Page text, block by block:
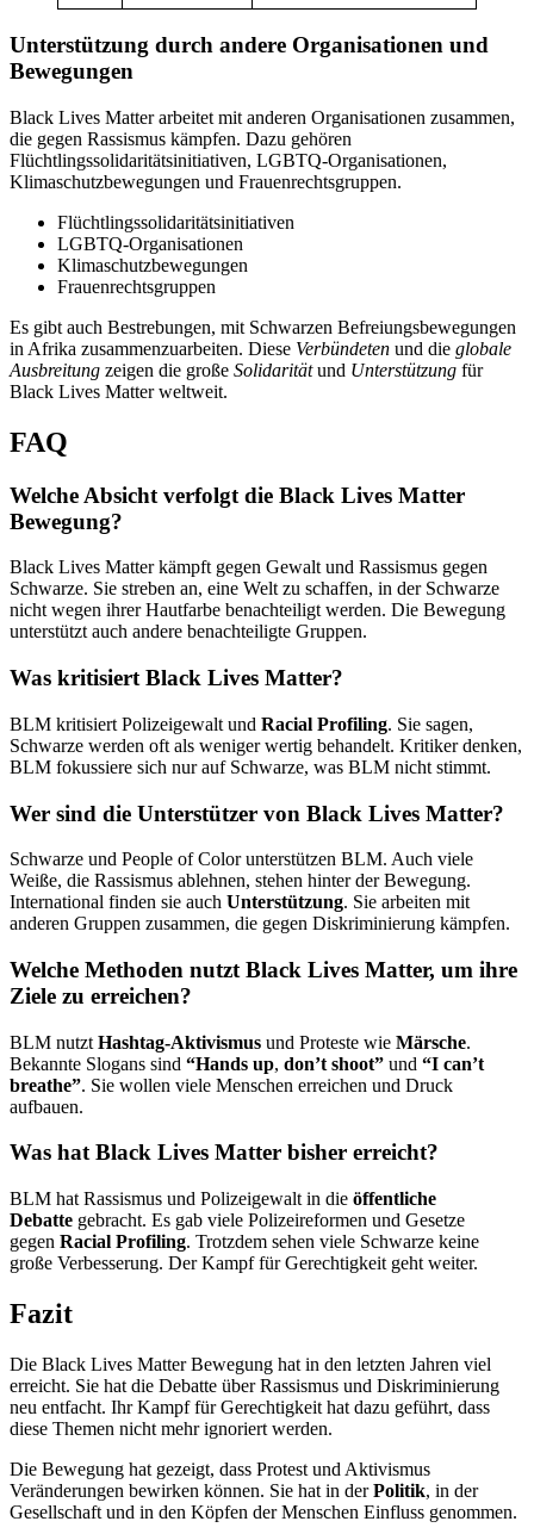
Unterstützung durch andere Organisationen und
Bewegungen
Black Lives Matter arbeitet mit anderen Organisationen zusammen,
die gegen Rassismus kämpfen. Dazu gehören
Flüchtlingssolidaritätsinitiativen, LGBTQ-Organisationen,
Klimaschutzbewegungen und Frauenrechtsgruppen.
Flüchtlingssolidaritätsinitiativen
LGBTQ-Organisationen
Klimaschutzbewegungen
Frauenrechtsgruppen
Es gibt auch Bestrebungen, mit Schwarzen Befreiungsbewegungen
in Afrika zusammenzuarbeiten. Diese Verbündeten und die globale
Ausbreitung zeigen die große Solidaritätund Unterstützung für
Black Lives Matter weltweit.
FAQ
Welche Absicht verfolgt die Black Lives Matter
Bewegung?
Black Lives Matter kämpft gegen Gewalt und Rassismus gegen
Schwarze. Sie streben an, eine Welt zu schaffen, in der Schwarze
nicht wegen ihrer Hautfarbe benachteiligt werden. Die Bewegung
unterstützt auch andere benachteiligte Gruppen.
Was kritisiert Black Lives Matter?
BLM kritisiert Polizeigewalt und Racial Profiling. Sie sagen,
Schwarze werden oft als weniger wertig behandelt. Kritiker denken,
BLM fokussiere sich nur auf Schwarze, was BLM nicht stimmt.
Wer sind die Unterstützer von Black Lives Matter?
Schwarze und People of Color unterstützen BLM. Auch viele
Weiße, die Rassismus ablehnen, stehen hinter der Bewegung.
International finden sie auch Unterstützung. Sie arbeiten mit
anderen Gruppen zusammen, die gegen Diskriminierung kämpfen.
Welche Methoden nutzt Black Lives Matter, um ihre
Ziele zu erreichen?
BLM nutzt Hashtag-Aktivismus und Proteste wie Märsche.
Bekannte Slogans sind “Hands up, don’t shoot” und “I can’t
breathe”. Sie wollen viele Menschen erreichen und Druck
aufbauen.
Was hat Black Lives Matter bisher erreicht?
BLM hat Rassismus und Polizeigewalt in die öffentliche
Debatte gebracht. Es gab viele Polizeireformen und Gesetze
gegen Racial Profiling. Trotzdem sehen viele Schwarze keine
große Verbesserung. Der Kampf für Gerechtigkeit geht weiter.
Fazit
Die Black Lives Matter Bewegung hat in den letzten Jahren viel
erreicht. Sie hat die Debatte über Rassismus und Diskriminierung
neu entfacht. Ihr Kampf für Gerechtigkeit hat dazu geführt, dass
diese Themen nicht mehr ignoriert werden.
Die Bewegung hat gezeigt, dass Protest und Aktivismus
Veränderungen bewirken können. Sie hat in derPolitik, in der
Gesellschaft und in den Köpfen der Menschen Einfluss genommen.